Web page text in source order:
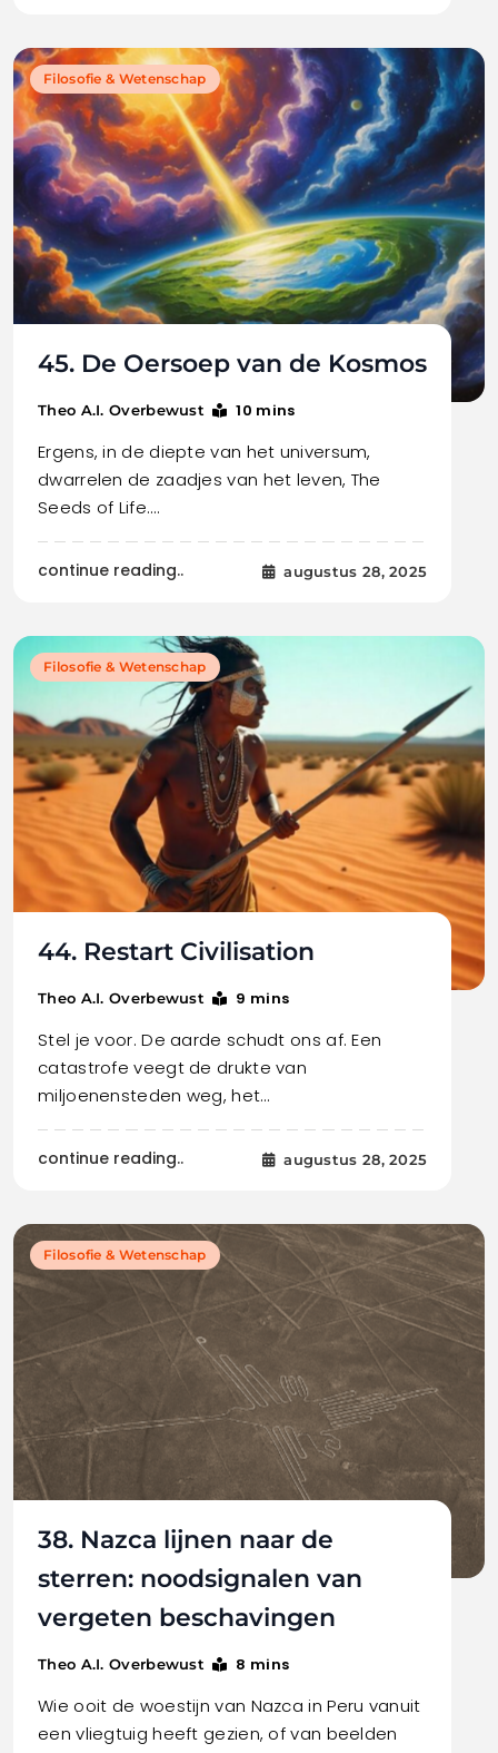
Filosofie & Wetenschap
45. De Oersoep van de Kosmos
Theo A.I. Overbewust 10 mins
Ergens, in de diepte van het universum,
dwarrelen de zaadjes van het leven, The
Seeds of Life.…
continue reading.. augustus 28, 2025
Filosofie & Wetenschap
44. Restart Civilisation
Theo A.I. Overbewust 9 mins
Stel je voor. De aarde schudt ons af. Een
catastrofe veegt de drukte van
miljoenensteden weg, het…
continue reading.. augustus 28, 2025
Filosofie & Wetenschap
38. Nazca lijnen naar de
sterren: noodsignalen van
vergeten beschavingen
Theo A.I. Overbewust 8 mins
Wie ooit de woestijn van Nazca in Peru vanuit
een vliegtuig heeft gezien, of van beelden